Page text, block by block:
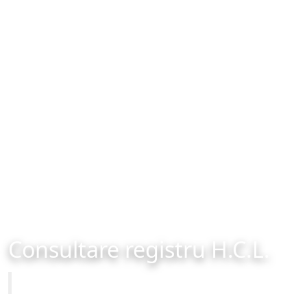
Consultare registru H.C.L.